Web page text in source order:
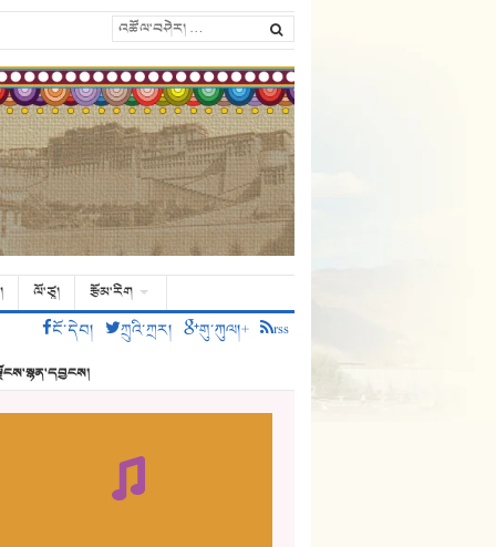
ལོ་ཙཱ།
རྩོམ་རིག
ངོ་དེབ།
ཀྲུའི་ཀྲར། གུ་ཀུལ།+ rss